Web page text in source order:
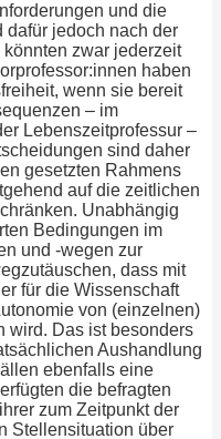
und die
dafür jedoch nach der
zwar jederzeit
haben
wenn sie bereit
– im
Lebenszeitprofessur –
sind daher
gesetzten Rahmens
auf die zeitlichen
Unabhängig
Bedingungen im
und -wegen zur
dass mit
für die Wissenschaft
von (einzelnen)
wird. Das ist besonders
Aushandlung
ebenfalls eine
die befragten
zum Zeitpunkt der
Stellensituation über